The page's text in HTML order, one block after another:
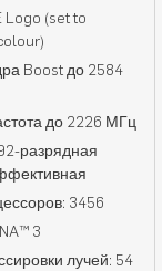
Logo (set to
Boost до 2584
до 2226 МГц
разрядная
3456
3
лучей: 54